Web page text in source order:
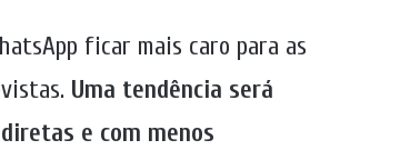
ficar mais caro para as
Uma tendência será
e com menos